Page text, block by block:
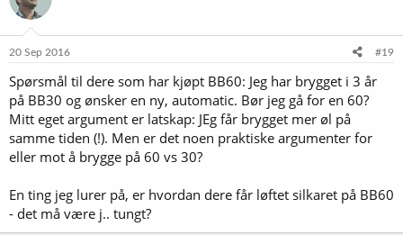
j
o
e
:
20 Sep 2016 #19
Spørsmål til dere som har kjøpt BB60: Jeg har brygget i 3 år
på BB30 og ønsker en ny, automatic. Bør jeg gå for en 60?
Mitt eget argument er latskap: JEg får brygget mer øl på
samme tiden (!). Men er det noen praktiske argumenter for
eller mot å brygge på 60 vs 30?
En ting jeg lurer på, er hvordan dere får løftet silkaret på BB60
- det må være j.. tungt?